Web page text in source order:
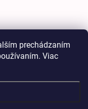
prechádzaním
Viac